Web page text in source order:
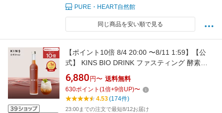
PURE・HEART自然館
同じ商品を安い順で見る
【ポイント10倍 8/4 20:00 〜8/11 1:59】【公
式】 KINS BIO DRINK ファスティング 酵素ド
リンク 断食 置き換えダイエット ダイエット 置
き換えドリンク 発酵エキス 酵素 ドリンク 産後
ダイエット 健康 美容 原液 置き換え 飲み物 発
酵 酵母 ギフト 国産
6,880 円〜 送料無料
630ポイント (1倍+9倍UP)〜
4.53(174件)
23:00までの注文で最短8/12お届け